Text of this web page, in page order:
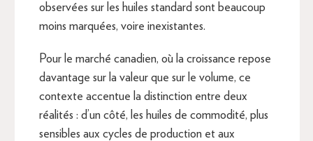
observées sur les huiles standard sont beaucoup
moins marquées, voire inexistantes.
Pour le marché canadien, où la croissance repose
davantage sur la valeur que sur le volume, ce
contexte accentue la distinction entre deux
réalités : d’un côté, les huiles de commodité, plus
sensibles aux cycles de production et aux